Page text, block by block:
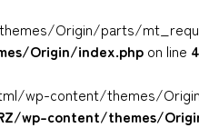
Origin/parts/
Origin/index.php on line
wp-content/themes/
wp-content/themes/